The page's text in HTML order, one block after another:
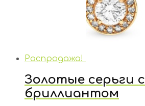
Распродажа!
Золотые серьги с
бриллиантом